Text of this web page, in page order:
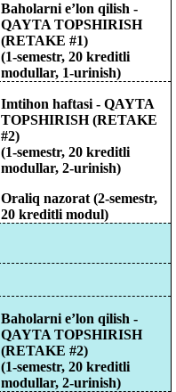
Baholarni e’lon qilish -
QAYTA TOPSHIRISH
(RETAKE #1)
(1-semestr, 20kreditli
modullar, 1-urinish)
Imtihon haftasi- QAYTA
TOPSHIRISH (RETAKE
#2)
(1-semestr, 20kreditli
modullar, 2-urinish)
Oraliq nazorat(2-semestr,
20kreditli modul)
Baholarni e’lon qilish -
QAYTA TOPSHIRISH
(RETAKE #2)
(1-semestr, 20kreditli
modullar, 2-urinish)